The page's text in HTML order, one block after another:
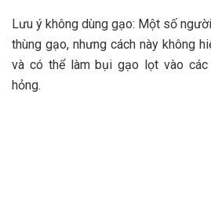
Lưu ý không dùng gạo: Một số
thùng gạo, nhưng cách này không
và có thể làm bụi gạo lọt vào các
hỏng.